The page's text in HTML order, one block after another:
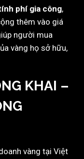
phí gia công,
thêm vào giá
người mua
vàng họ sở hữu,
KHAI –
vàng tại Việt